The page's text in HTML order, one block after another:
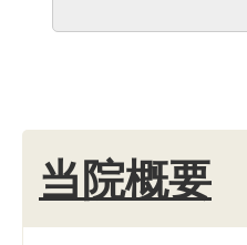
当院概要